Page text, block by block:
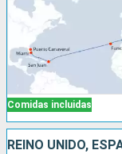
Comidas incluidas